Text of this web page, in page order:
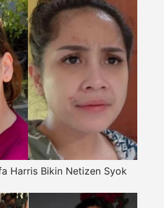
Harris Bikin Netizen Syok